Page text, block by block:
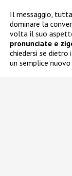
Il messaggio,
dominare la
volta il suo
pronunciate e
chiedersi se dietro
un semplice